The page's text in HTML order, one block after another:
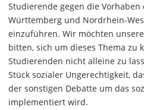
Studierende gegen die
Württemberg und Nordrhein-
einzuführen. Wir möchten
bitten, sich um dieses Thema zu
Studierenden nicht alleine zu
Stück sozialer Ungerechtigkeit,
der sonstigen Debatte um das
implementiert wird.